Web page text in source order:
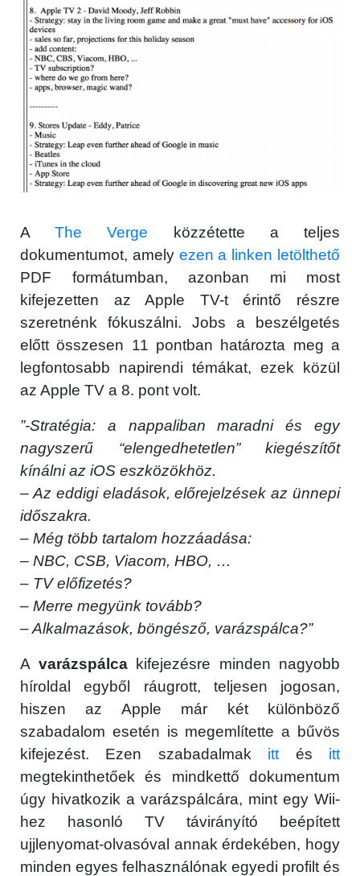
AThe Verge közzétette a teljes
dokumentumot, amely ezen a linken letölthető
PDF formátumban, azonban mi most
kifejezetten az Apple TV-t érintő részre
szeretnénk fókuszálni. Jobs a beszélgetés
előtt összesen 11 pontban határozta meg a
legfontosabb napirendi témákat, ezek közül
az Apple TV a 8. pont volt.
”-Stratégia: a nappaliban maradni és egy
nagyszerű “elengedhetetlen” kiegészítőt
kínálni az iOS eszközökhöz.
– Az eddigi eladások, előrejelzések az ünnepi
időszakra.
– Még több tartalom hozzáadása:
– NBC, CSB, Viacom, HBO, …
– TV előfizetés?
– Merre megyünk tovább?
– Alkalmazások, böngésző, varázspálca?”
A varázspálcakifejezésre minden nagyobb
híroldal egyből ráugrott, teljesen jogosan,
hiszen az Apple már két különböző
szabadalom esetén is megemlítette a bűvös
kifejezést. Ezen szabadalmak itt és itt
megtekinthetőek és mindkettő dokumentum
úgy hivatkozik a varázspálcára, mint egy Wii-
hez hasonló TV távirányító beépített
ujjlenyomat-olvasóval annak érdekében, hogy
minden egyes felhasználónak egyedi profilt és